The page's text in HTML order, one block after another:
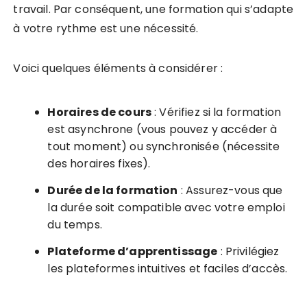
travail. Par conséquent, une formation qui s’adapte
à votre rythme est une nécessité.
Voici quelques éléments à considérer :
Horaires de cours: Vérifiez si la formation
est asynchrone (vous pouvez y accéder à
tout moment) ou synchronisée (nécessite
des horaires fixes).
Durée de la formation : Assurez-vous que
la durée soit compatible avec votre emploi
du temps.
Plateforme d’apprentissage : Privilégiez
les plateformes intuitives et faciles d’accès.